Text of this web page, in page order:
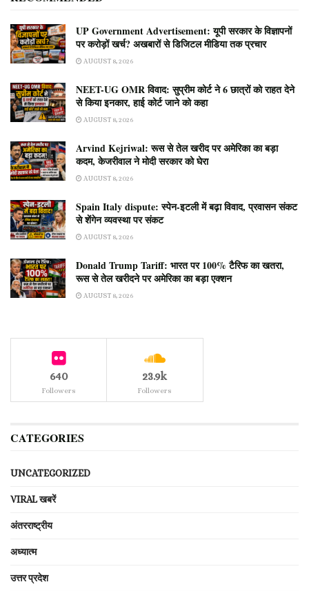
UP Government Advertisement: यूपी सरकार के विज्ञापनों
पर करोड़ों खर्च? अखबारों से डिजिटल मीडिया तक प्रचार
AUGUST 8, 2026
NEET-UG OMR विवाद: सुप्रीम कोर्ट ने 6 छात्रों को राहत देने
से किया इनकार, हाई कोर्ट जाने को कहा
AUGUST 8, 2026
Arvind Kejriwal: रूस से तेल खरीद पर अमेरिका का बड़ा
कदम, केजरीवाल ने मोदी सरकार को घेरा
AUGUST 8, 2026
Spain Italy dispute: स्पेन-इटली में बढ़ा विवाद, प्रवासन संकट
से शेंगेन व्यवस्था पर संकट
AUGUST 8, 2026
Donald Trump Tariff: भारत पर 100% टैरिफ का खतरा,
रूस से तेल खरीदने पर अमेरिका का बड़ा एक्शन
AUGUST 8, 2026
640
Followers
23.9k
Followers
CATEGORIES
UNCATEGORIZED
VIRAL खबरें
अंतरराष्ट्रीय
अध्यात्म
उत्तर प्रदेश